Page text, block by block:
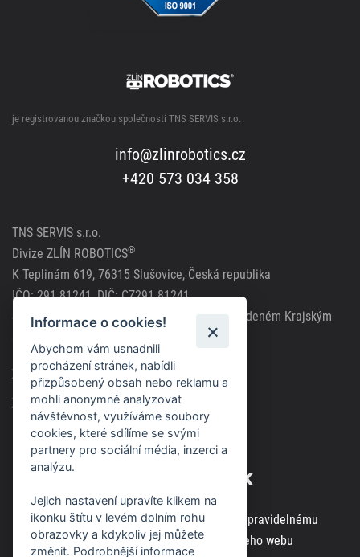
je registrovanou značkou společnosti TNS SERVIS s.r.o.
info@zlinrobotics.cz
+420 573 034 358
TNS SERVIS s.r.o.
Divize ZLÍN ROBOTICS®
K Teplinám 619, 76315 Slušovice, Česká republika
IČO: 291 81241, DIČ: CZ291 81241
Společnost zapsána v obchodním rejstříku vedeném Krajským
soudem v Brně, spisová značka C63717
Zásady použití cookies
Zásady ochrany osobních údajů
Odběr novinek
Zaregistrujte svou e-mailovou adresu k pravidelnému
odběru aktuálních informací z našeho webu
Informace o cookies!
Abychom vám usnadnili
procházení stránek, nabídli
přizpůsobený obsah nebo reklamu a
mohli anonymně analyzovat
návštěvnost, využíváme soubory
cookies, které sdílíme se svými
partnery pro sociální média, inzerci a
analýzu.
Jejich nastavení upravíte klikem na
ikonku štítu v levém dolním rohu
obrazovky a kdykoliv jej můžete
změnit. Podrobnější informace